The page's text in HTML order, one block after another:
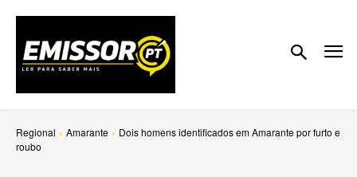
Regional Amarante
Dois homens identificados em Amarante por furto e
roubo